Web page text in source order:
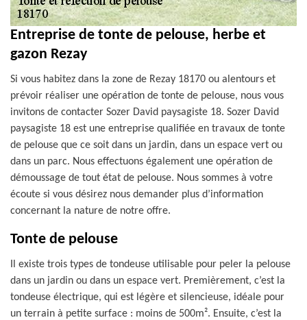
Entreprise de tonte de pelouse, herbe et
gazon Rezay
Si vous habitez dans la zone de Rezay 18170 ou alentours et
prévoir réaliser une opération de tonte de pelouse, nous vous
invitons de contacter Sozer David paysagiste 18. Sozer David
paysagiste 18 est une entreprise qualifiée en travaux de tonte
de pelouse que ce soit dans un jardin, dans un espace vert ou
dans un parc. Nous effectuons également une opération de
démoussage de tout état de pelouse. Nous sommes à votre
écoute si vous désirez nous demander plus d’information
concernant la nature de notre offre.
Tonte de pelouse
Il existe trois types de tondeuse utilisable pour peler la pelouse
dans un jardin ou dans un espace vert. Premièrement, c’est la
tondeuse électrique, qui est légère et silencieuse, idéale pour
un terrain à petite surface : moins de 500m². Ensuite, c’est la